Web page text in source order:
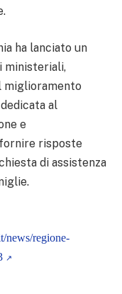
ha lanciato un
ministeriali,
miglioramento
al
e
risposte
di assistenza
news/regione-